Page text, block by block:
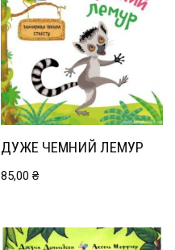
ДУЖЕ ЧЕМНИЙ ЛЕМУР
85,00₴